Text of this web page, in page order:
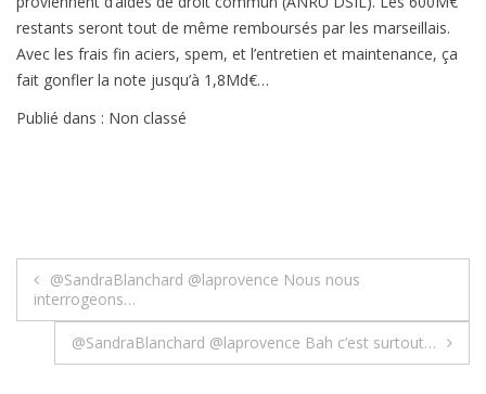
restants seront tout de même remboursés par les marseillais.
Avec les frais fin aciers, spem, et l’entretien et maintenance, ça
fait gonfler la note jusqu’à 1,8Md€…
Publié dans : Non classé
Navigation
de
l’article
@SandraBlanchard @laprovence Nous nous
interrogeons…
@SandraBlanchard @laprovence Bah c’est surtout…